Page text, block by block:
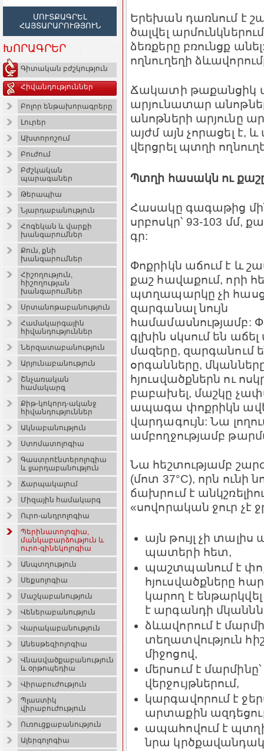
ՄՈՒՏՔԱԳՐԵԼ
ՀԱՅՏԱՐԱՐՈՒԹՅՈՒՆ
ԽՈՐԱԳՐԵՐ
Գիտական բժշկություն
Հիվանդություններ
Բոլոր ենթախորագրերը
Լուրեր
Ախտորոշում
Բուժում
Բժշկական
պարագաներ
Թերապիա
Նյարդաբանություն
Հոգեկան և վարքի
խանգարումներ
Քուն, քնի
խանգարումներ
Հիշողություն,
հիշողության
խանգարումներ
Սրտանոթաբանություն
Համակարգային
հիվանդություններ
Ներզատաբանություն
Արյունաբանություն
Շնչառական
համակարգ
Քիթ-կոկորդ-ականջ
հիվանդություններ
Ակնաբանություն
Ստոմատոլոգիա
Գաստրոէնտերոլոգիա
և լյարդաբանություն
Ճարպակալում
Միզային համակարգ
Ուրո-անդրոլոգիա
Պերինատոլոգիա,
մանկաբարձություն և
ուրո-գինեկոլոգիա
Անպտղություն
Սեքսոլոգիա
Մաշկաբանություն
Վեներաբանություն
Վարակաբանություն
Անեսթեզիոլոգիա
Վնասվածքաբանություն
և օրթոպեդիա
Վիրաբուժություն
Պլաստիկ
վիրաբուժություն
Ուռուցքաբանություն
Ալերգոլոգիա
Երեխան դառնում է
ծալվել
ձեռքերը բռունցք
ողնուղեղի
Ճակատի թաքանցիկ
արյունատար
անոթների արյունը
այժմ այն չորացել է,
վերցրել պտղի
Պտղի հասակն ու
Հասակը գագաթից
սրբոսկր՝ 93-103 մմ,
գր:
Փոքրիկն աճում է և
քաշ հավաքում, որի
պտղապարկը չի
զարգանալ նույն
համամասնությամբ:
գլխին սկսում են
մազերը, զարգանում
օրգանները,
հյուսվածքներն ու
բաբախել, մաշկը
ապագա փոքրիկն
վարդագույն: Նա
ամբողջությամբ
Նա հեշտությամբ
(մոտ 37°С), որն ունի
ճախրում է
«սովորական ջուր չէ
այն թույլ չի
պատերի հետ,
պաշտպանում է
հյուսվածքները
կարող է
է արգանդի
ձևավորում է
տեղատվություն
միջոցով,
մերսում է
վերջույթներում,
կարգավորում է
արտաքին
ապահովում է
նրա կրծքավանդակն